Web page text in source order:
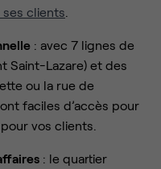
clients
: avec 7 lignes de
Saint-Lazare) et des
ou la rue de
faciles d’accès pour
vos clients.
: le quartier